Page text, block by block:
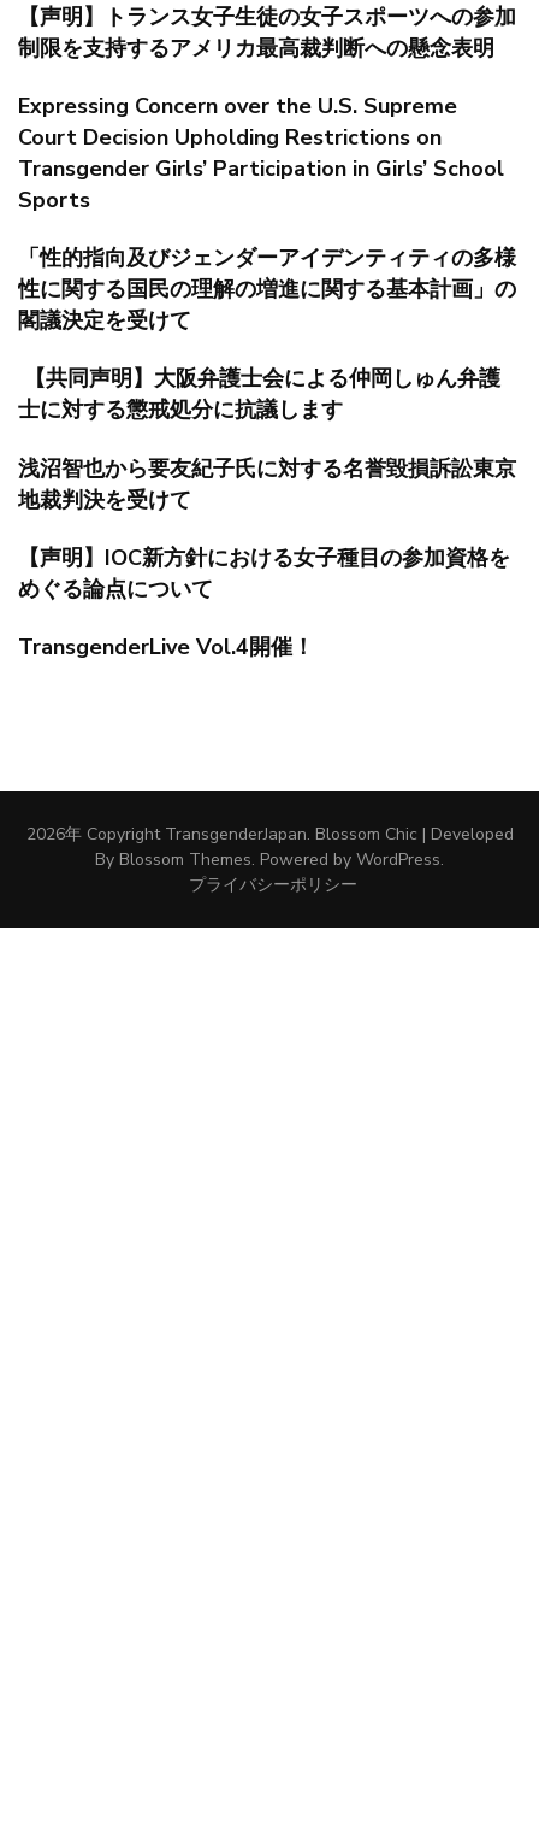
【声明】トランス女子生徒の女子スポーツへの参加
制限を支持するアメリカ最高裁判断への懸念表明
Expressing Concern over the U.S. Supreme
Court Decision Upholding Restrictions on
Transgender Girls’ Participation in Girls’ School
Sports
「性的指向及びジェンダーアイデンティティの多様
性に関する国民の理解の増進に関する基本計画」の
閣議決定を受けて
【共同声明】大阪弁護士会による仲岡しゅん弁護
士に対する懲戒処分に抗議します
浅沼智也から要友紀子氏に対する名誉毀損訴訟東京
地裁判決を受けて
【声明】IOC新方針における女子種目の参加資格を
めぐる論点について
TransgenderLive Vol.4開催！
2026年 Copyright TransgenderJapan. Blossom Chic | Developed
By Blossom Themes. Powered by WordPress.
プライバシーポリシー